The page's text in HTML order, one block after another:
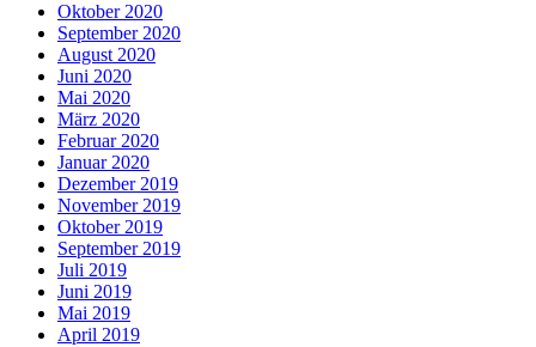
Oktober 2020
September 2020
August 2020
Juni 2020
Mai 2020
März 2020
Februar 2020
Januar 2020
Dezember 2019
November 2019
Oktober 2019
September 2019
Juli 2019
Juni 2019
Mai 2019
April 2019